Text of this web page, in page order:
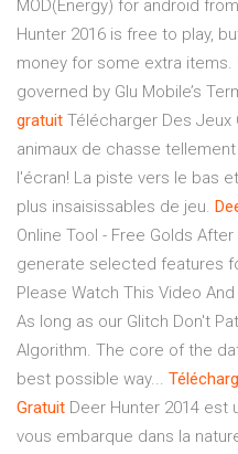
MOD(Energy) for android
Hunter 2016 is free to play,
money for some extra
governed by Glu Mobile’s
gratuit Télécharger Des Jeux
animaux de chasse
l'écran! La piste vers le bas
plus insaisissables de jeu.
Online Tool - Free Golds
generate selected features
Please Watch This Video
As long as our Glitch Don't
Algorithm. The core of the
best possible way...
Gratuit Deer Hunter 2014 est
vous embarque dans la